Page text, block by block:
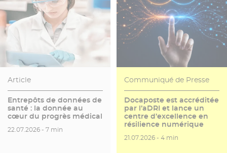
Article
Entrepôts de données de
santé : la donnée au
cœur du progrès médical
Date de publication
22.07.2026 - Temps de lecture
7 min
Communiqué de Presse
Docaposte est accréditée
par l’aDRI et lance un
centre d’excellence en
résilience numérique
Date de publication
21.07.2026 - Temps de lecture
4 min